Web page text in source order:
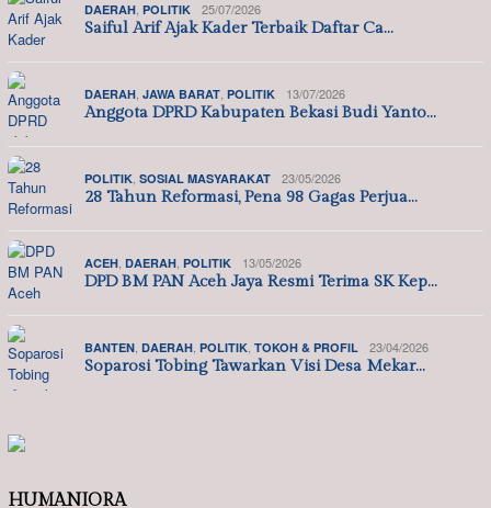
DAERAH POLITIK 25/07/2026
Saiful Arif Ajak Kader Terbaik Daftar Ca…
DAERAH JAWA BARAT POLITIK 13/07/2026
Anggota DPRD Kabupaten Bekasi Budi Yanto…
POLITIK SOSIAL MASYARAKAT 23/05/2026
28 Tahun Reformasi, Pena 98 Gagas Perjua…
ACEH DAERAH POLITIK 13/05/2026
DPD BM PAN Aceh Jaya Resmi Terima SK Kep…
BANTEN DAERAH POLITIK TOKOH & PROFIL 23/04/2026
Soparosi Tobing Tawarkan Visi Desa Mekar…
HUMANIORA